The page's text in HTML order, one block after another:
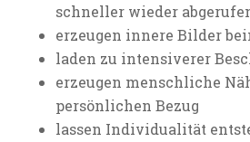
schneller wieder
erzeugen innere Bilder
laden zu intensiverer
erzeugen menschliche
persönlichen Bezug
lassen Individualität